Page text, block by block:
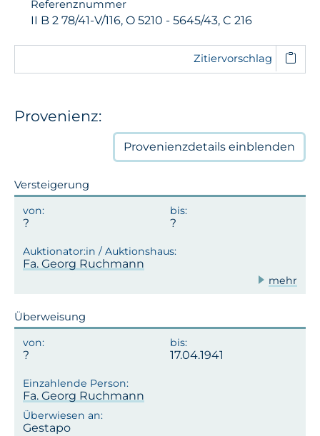
Referenznummer
II B 2 78/41-V/116, O 5210 - 5645/43, C 216
Zitiervorschlag
Provenienz:
Provenienzdetails einblenden
Versteigerung
Fa. Georg Ruchmann
mehr
Überweisung
17.04.1941
Fa. Georg Ruchmann
Gestapo